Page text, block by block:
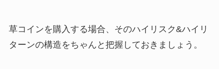
草コインを購入する場合、そのハイリスク&ハイリ
ターンの構造をちゃんと把握しておきましょう。